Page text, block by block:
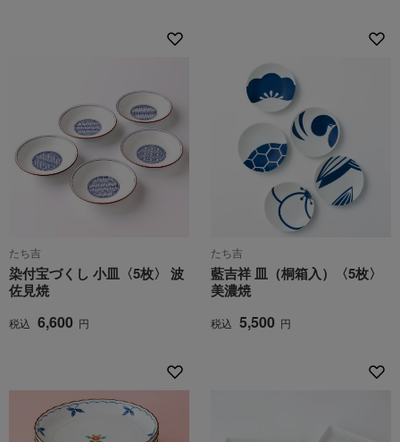
たち吉
染付宝づくし 小皿〈5枚〉 波
佐見焼
税込 6,600 円
たち吉
藍吉祥 皿（桐箱入）〈5枚〉
美濃焼
税込 5,500 円